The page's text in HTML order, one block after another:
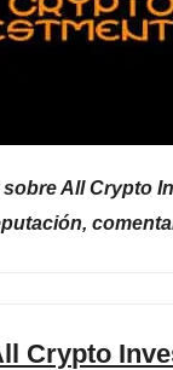
All Crypto
Crypto